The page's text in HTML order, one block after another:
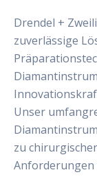
Drendel +
zuverlässige
Unser
zu
Anforderungen